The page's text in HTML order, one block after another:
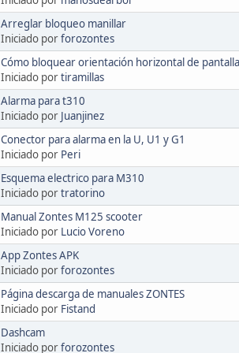
Arreglar bloqueo manillar
Iniciado porforozontes
Cómo bloquear orientación horizontal de
Iniciado portiramillas
Alarma para t310
Iniciado por Juanjinez
Conector para alarma en la U, U1 y G1
Iniciado por Peri
Esquema electrico para M310
Iniciado portratorino
Manual Zontes M125 scooter
Iniciado por Lucio Voreno
App Zontes APK
Iniciado porforozontes
Página descarga de manuales ZONTES
Iniciado por Fistand
Dashcam
Iniciado porforozontes